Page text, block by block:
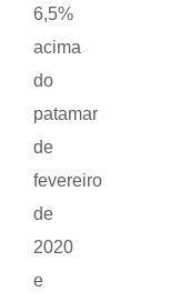
6,5%
acima
do
patamar
de
fevereiro
de
2020
e